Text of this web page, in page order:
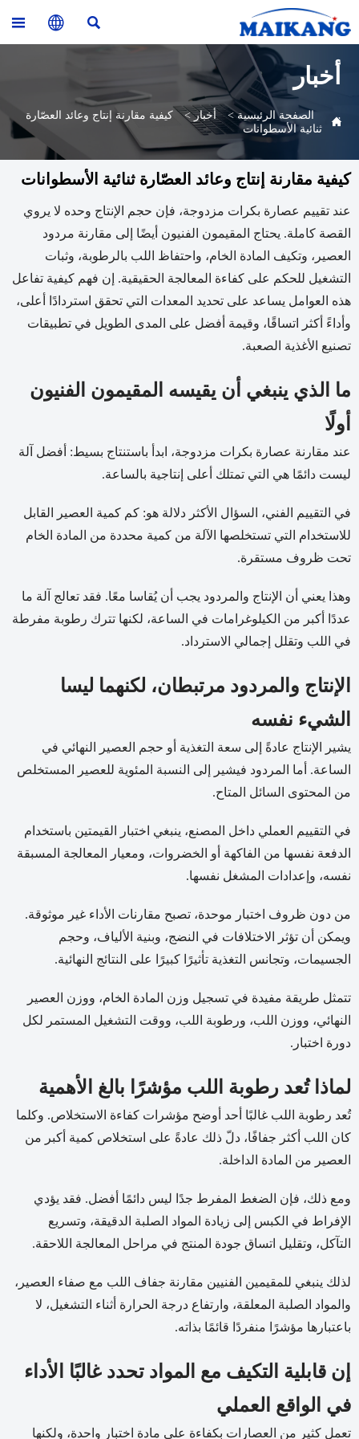



أخبار
 الصفحة الرئيسية> أخبار>
كيفية مقارنة إنتاج وعائد العصّارة
ثنائية الأسطوانات
كيفية مقارنة إنتاج وعائد العصّارة ثنائية الأسطوانات
عند تقييم عصارة بكرات مزدوجة، فإن حجم الإنتاج وحده لا يروي
القصة كاملة. يحتاج المقيمون الفنيون أيضًا إلى مقارنة مردود
العصير، وتكيف المادة الخام، واحتفاظ اللب بالرطوبة، وثبات
التشغيل للحكم على كفاءة المعالجة الحقيقية. إن فهم كيفية تفاعل
هذه العوامل يساعد على تحديد المعدات التي تحقق استردادًا أعلى،
وأداءً أكثر اتساقًا، وقيمة أفضل على المدى الطويل في تطبيقات
تصنيع الأغذية الصعبة.
ما الذي ينبغي أن يقيسه المقيمون الفنيون
أولًا
عند مقارنة عصارة بكرات مزدوجة، ابدأ باستنتاج بسيط: أفضل آلة
ليست دائمًا هي التي تمتلك أعلى إنتاجية بالساعة.
في التقييم الفني، السؤال الأكثر دلالة هو: كم كمية العصير القابل
للاستخدام التي تستخلصها الآلة من كمية محددة من المادة الخام
تحت ظروف مستقرة.
وهذا يعني أن الإنتاج والمردود يجب أن يُقاسا معًا. فقد تعالج آلة ما
عددًا أكبر من الكيلوغرامات في الساعة، لكنها تترك رطوبة مفرطة
في اللب وتقلل إجمالي الاسترداد.
الإنتاج والمردود مرتبطان، لكنهما ليسا
الشيء نفسه
يشير الإنتاج عادةً إلى سعة التغذية أو حجم العصير النهائي في
الساعة. أما المردود فيشير إلى النسبة المئوية للعصير المستخلص
من المحتوى السائل المتاح.
في التقييم العملي داخل المصنع، ينبغي اختبار القيمتين باستخدام
الدفعة نفسها من الفاكهة أو الخضروات، ومعيار المعالجة المسبقة
نفسه، وإعدادات المشغل نفسها.
من دون ظروف اختبار موحدة، تصبح مقارنات الأداء غير موثوقة.
ويمكن أن تؤثر الاختلافات في النضج، وبنية الألياف، وحجم
الجسيمات، وتجانس التغذية تأثيرًا كبيرًا على النتائج النهائية.
تتمثل طريقة مفيدة في تسجيل وزن المادة الخام، ووزن العصير
النهائي، ووزن اللب، ورطوبة اللب، ووقت التشغيل المستمر لكل
دورة اختبار.
لماذا تُعد رطوبة اللب مؤشرًا بالغ الأهمية
تُعد رطوبة اللب غالبًا أحد أوضح مؤشرات كفاءة الاستخلاص. وكلما
كان اللب أكثر جفافًا، دلّ ذلك عادةً على استخلاص كمية أكبر من
العصير من المادة الداخلة.
ومع ذلك، فإن الضغط المفرط جدًا ليس دائمًا أفضل. فقد يؤدي
الإفراط في الكبس إلى زيادة المواد الصلبة الدقيقة، وتسريع
التآكل، وتقليل اتساق جودة المنتج في مراحل المعالجة اللاحقة.
لذلك ينبغي للمقيمين الفنيين مقارنة جفاف اللب مع صفاء العصير،
والمواد الصلبة المعلقة، وارتفاع درجة الحرارة أثناء التشغيل، لا
باعتبارها مؤشرًا منفردًا قائمًا بذاته.
إن قابلية التكيف مع المواد تحدد غالبًا الأداء
في الواقع العملي
تعمل كثير من العصارات بكفاءة على مادة اختبار واحدة، ولكنها